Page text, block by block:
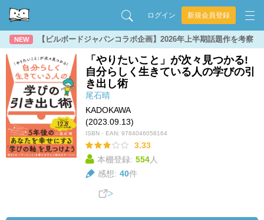
ログイン 新規会員登録
NEW 【ビルボードジャパンコラボ企画】2026年上半期話題作を考察
「やりたいこと」が次々見つかる!
自分らしく生きている人の学びの引
き出し術
尾石晴
KADOKAWA
(2023.09.13)
ISBN・EAN: 9784046058164
3.33
本棚登録: 554人
感想: 40件